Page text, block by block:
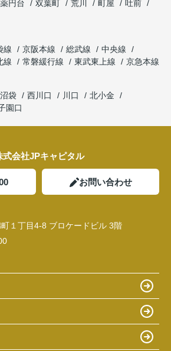
薬円台 双葉町 荒川 町屋
吐前
線 京阪本線 総武線
中央線
線 常磐緩行線 東武東上線
京急本線
沼袋 西川口 川口
北小金
園口
式会社JPキャピタル
お問い合わせ
１丁目4-8 ブロケードビル 3階